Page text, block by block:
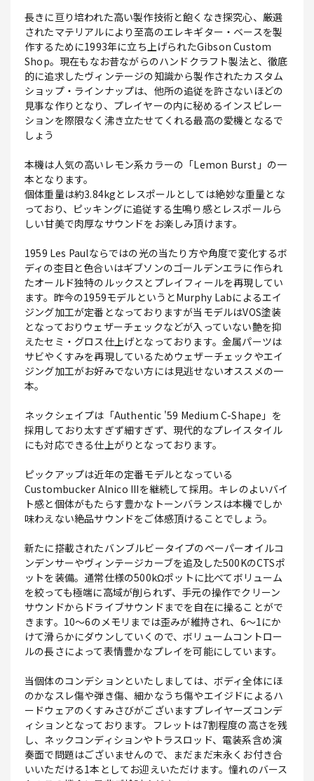
長きに亘り培われた高い製作技術と飽くなき探究心、厳選
されたマテリアルにより至高のエレキギター・ベースを製
作するために1993年に立ち上げられたGibson Custom
Shop。現在もなお昔ながらのハンドクラフト製法と、徹底
的に追求したヴィンテージの知識から製作されたカスタム
ショップ・ラインナップは、他所の追従を許さないほどの
見事な作りとなり、プレイヤーの内に秘めるインスピレー
ションを際限なく沸き立たせてくれる最高の愛機となるで
しょう
本機は人気の高いレモン系カラーの「Lemon Burst」の一
本となります。
個体重量は約3.84kgとレスポールとしては絶妙な重量とな
っており、ピッキングに追従する生鳴り感とレスポールら
しい甘美で肉厚なサウンドをお楽しみ頂けます。
1959 Les Paulならではの光の当たり方や角度で変化するボ
ディの杢目と色合いはギブソンのゴールデンエラに作られ
たオールド独特のルックスとプレイフィールを再現してい
ます。昨今の1959モデルというとMurphy Labによるエイ
ジング加工が定番となっておりますが当モデルはVOS塗装
となっておりウェザーチェックなどが入っていない艶を抑
えたセミ・グロス仕上げとなっております。金属パーツは
サビやくすみを再現しているためウェザーチェックやエイ
ジング加工がお好みでない方には見逃せないオススメの一
本。
ネックシェイプは「Authentic '59 Medium C-Shape」を
採用しており太すぎず細すぎず、現代的なプレイスタイル
にも対応できる仕上がりとなっております。
ピックアップは近年の定番モデルとなっている
Custombucker Alnico IIIを継続して採用。キレのよいバイ
ト感と個体がもたらす豊かなトーンバランスは本機でしか
味わえない絶品サウンドをご体感頂けることでしょう。
新たに搭載されたバンブルビータイプのペーパーオイルコ
ンデンサーやヴィンテージカーブを追及した500KのCTSポ
ットを装備。通常仕様の500kΩポットに比べてボリューム
を絞っても極端に高域が削られず、手元の操作でクリーン
サウンドからドライブサウンドまでを自在に操ることがで
きます。10～6のメモリまでは歪みが維持され、6～1にか
けて滑らかにダウンしていくので、ボリュームコントロー
ルの長さによって表情豊かなプレイを可能にしています。
当個体のコンデションといたしましては、ボディ全体にほ
のかなスレ傷や弾き傷、細かなうち傷やエイジドによるハ
ードウェアのくすみさびがございますプレイヤーズコンデ
ィションとなっております。フレットは7割程度の高さを残
し、ネックコンディションやトラスロッド、電装系含め演
奏面で問題はございませんので、まだまだ末永くお付き合
いいただける1本としてお迎えいただけます。憧れのバース